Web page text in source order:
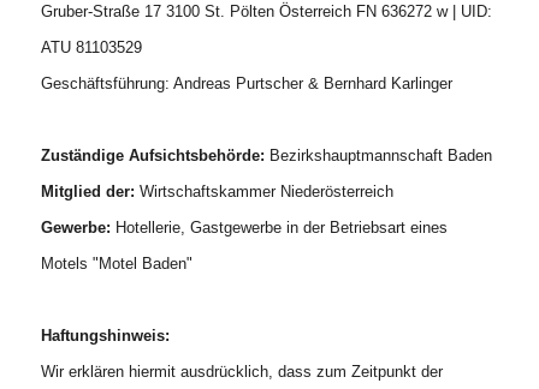
Gruber-Straße 17 3100 St. Pölten Österreich FN 636272 w | UID:
ATU 81103529
Geschäftsführung: Andreas Purtscher & Bernhard Karlinger
Zuständige Aufsichtsbehörde: Bezirkshauptmannschaft Baden
Mitglied der: Wirtschaftskammer Niederösterreich
Gewerbe: Hotellerie, Gastgewerbe in der Betriebsart eines
Motels "Motel Baden"
Haftungshinweis:
Wir erklären hiermit ausdrücklich, dass zum Zeitpunkt der